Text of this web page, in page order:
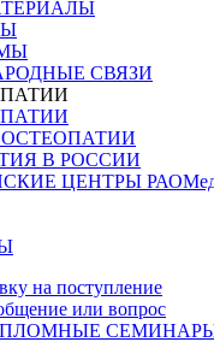
СВЯЗИ
В РОССИИ
ЦЕНТРЫ
на поступление
или вопрос